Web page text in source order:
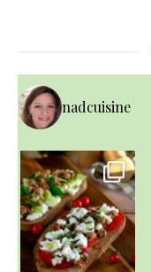
nadcuisine